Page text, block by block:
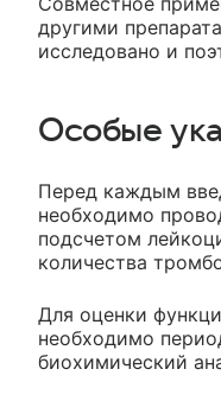
другими
исследовано и
Особые
Перед каждым
необходимо
подсчетом
количества
Для оценки
необходимо
биохимический